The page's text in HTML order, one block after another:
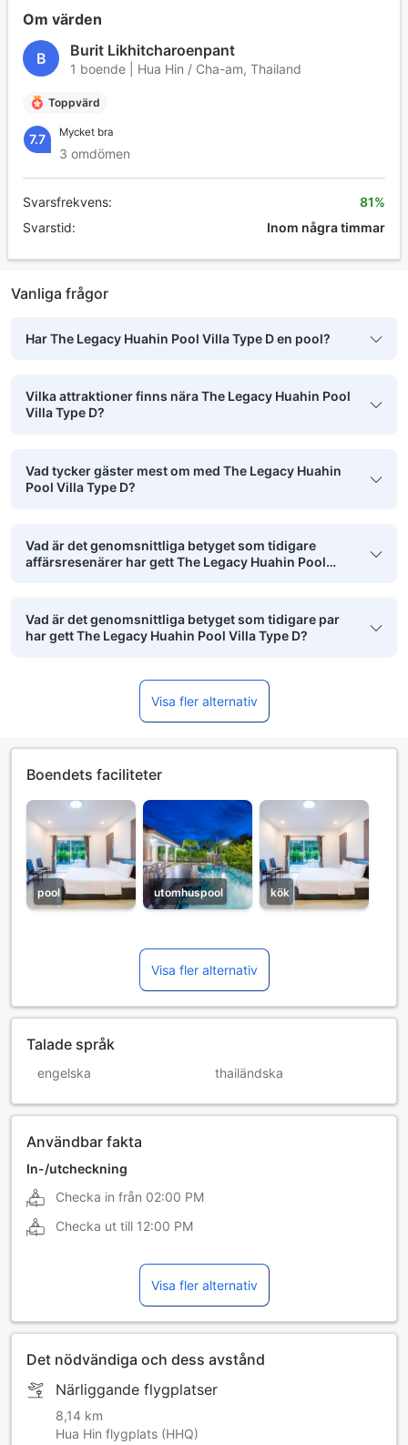
Om värden
B Burit Likhitcharoenpant
1 boende | Hua Hin / Cha-am, Thailand
Toppvärd
7.7 Mycket bra
3 omdömen
Svarsfrekvens:
Svarstid:
81%
Inom några timmar
Vanliga frågor
Har The Legacy Huahin Pool Villa Type D en pool?
Vilka attraktioner finns nära The Legacy Huahin Pool
Villa Type D?
Vad tycker gäster mest om med The Legacy Huahin
Pool Villa Type D?
Vad är det genomsnittliga betyget som tidigare
affärsresenärer har gett The Legacy Huahin Pool
Vad är det genomsnittliga betyget som tidigare par
har gett The Legacy Huahin Pool Villa Type D?
Visa fler alternativ
Boendets faciliteter
pool utomhuspool kök
Visa fler alternativ
Talade språk
engelska thailändska
Användbar fakta
In-/utcheckning
Checka in från 02:00 PM
Checka ut till 12:00 PM
Visa fler alternativ
Det nödvändiga och dess avstånd
Närliggande flygplatser
8,14 km
Hua Hin flygplats (HHQ)